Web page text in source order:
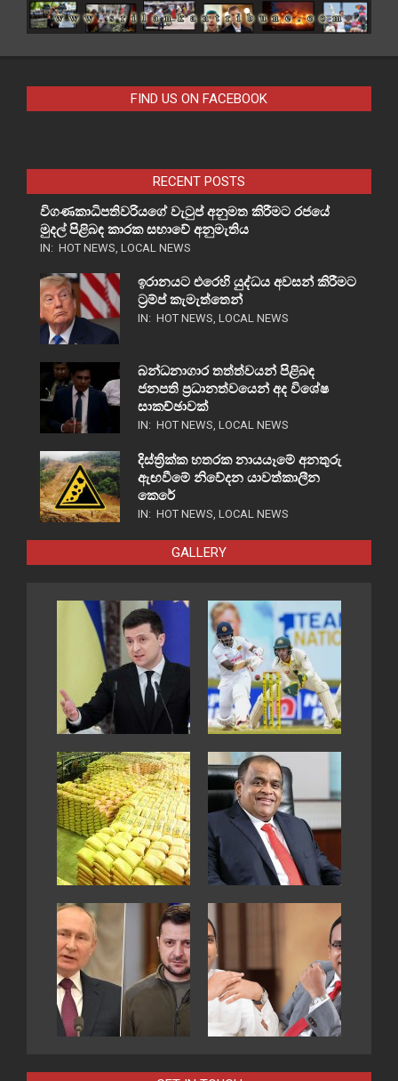
FIND US ON FACEBOOK
RECENT POSTS
විගණකාධිපතිවරියගේ වැටුප් අනුමත කිරීමට රජයේ
මුදල් පිළිබඳ කාරක සභාවේ අනුමැතිය
IN: HOT NEWS, LOCAL NEWS
ඉරානයට එරෙහි යුද්ධය අවසන් කිරීමට
ට්‍රම්ප් කැමැත්තෙන්
IN: HOT NEWS, LOCAL NEWS
බන්ධනාගාර තත්ත්වයන් පිළිබඳ
ජනපති ප්‍රධානත්වයෙන් අද විශේෂ
සාකච්ඡාවක්
IN: HOT NEWS, LOCAL NEWS
දිස්ත්‍රික්ක හතරක නායයෑමේ අනතුරු
ඇඟවීමේ නිවේදන යාවත්කාලීන
කෙරේ
IN: HOT NEWS, LOCAL NEWS
GALLERY